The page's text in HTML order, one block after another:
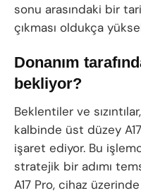
sonu arasındaki bir
çıkması oldukça
Donanım
bekliyor?
Beklentiler ve
kalbinde üst düzey
işaret ediyor. Bu
stratejik bir adımı
A17 Pro, cihaz